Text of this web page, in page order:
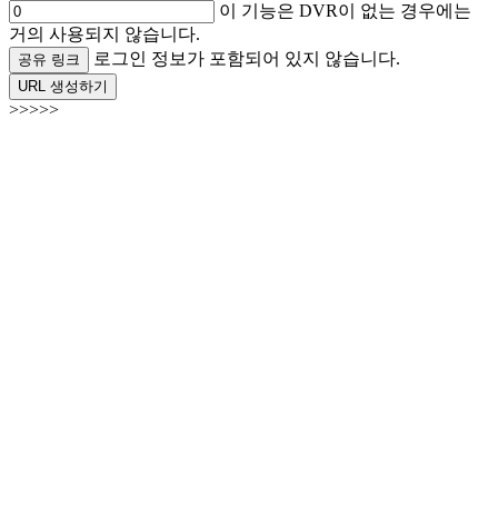
이 기능은 DVR이 없는 경우에는
거의 사용되지 않습니다.
공유 링크 로그인 정보가 포함되어 있지 않습니다.
URL 생성하기
>>>>>